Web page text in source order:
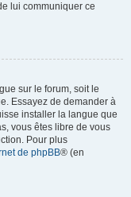
lui communiquer ce
sur le forum, soit le
Essayez de demander à
installer la langue que
vous êtes libre de vous
Pour plus
de phpBB® (en